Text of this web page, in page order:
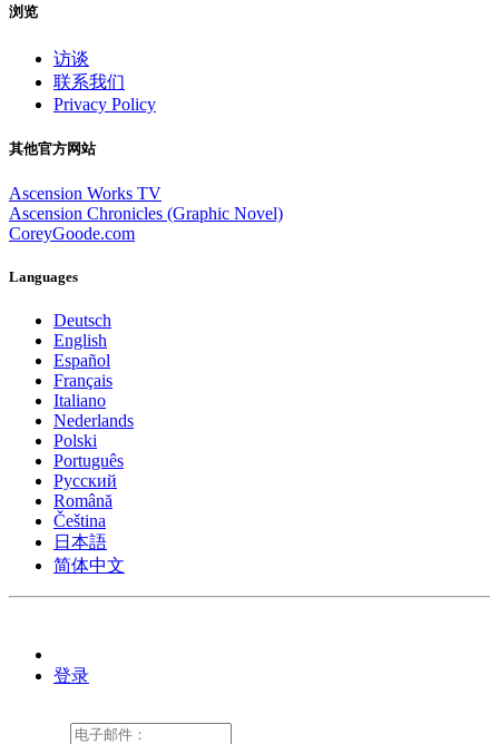
浏览
访谈
联系我们
Privacy Policy
其他官方网站
Ascension Works TV
Ascension Chronicles (Graphic Novel)
CoreyGoode.com
Languages
Deutsch
English
Español
Français
Italiano
Nederlands
Polski
Português
Pусский
Română
Čeština
日本語
简体中文
登录